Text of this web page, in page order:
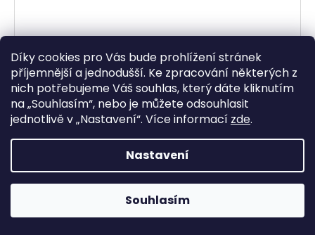
Díky cookies pro Vás bude prohlížení stránek
příjemnější a jednodušší. Ke zpracování některých z
nich potřebujeme Váš souhlas, který dáte kliknutím
na „Souhlasím“, nebo je můžete odsouhlasit
jednotlivě v „Nastavení“. Více informací zde.
Nastavení
Souhlasím
simering + prachovka do př. vidlice (41 x 54 x 9
Skladem
857,85 Kč bez DPH
1 038 Kč